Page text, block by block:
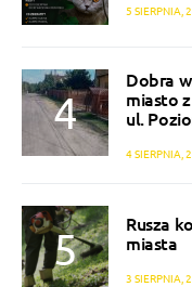
5 SIERPNIA,
Dobra
miasto
ul.
4 SIERPNIA,
Rusza
miasta
3 SIERPNIA,